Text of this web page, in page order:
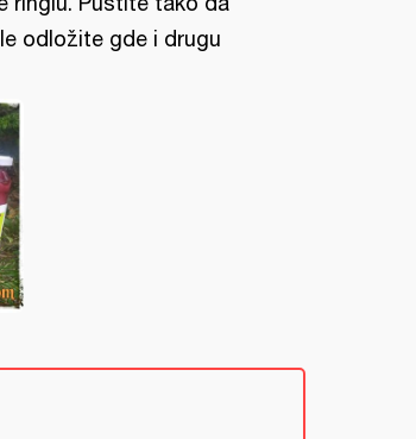
odložite gde i drugu